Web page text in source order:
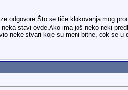
odgovore.Što se tiče klokovanja mog
stavi ovde.Ako ima još neko neki
neke stvari koje su meni bitne, dok se u